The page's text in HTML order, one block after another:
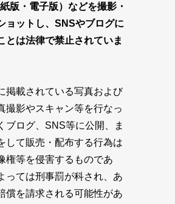
版・電子版）などを撮影・
ョットし、SNSやブログに
とは法律で禁止されていま
掲載されている写真および
撮影やスキャン等を行なっ
ブログ、SNS等に公開、ま
して販売・配布する行為は
権等を侵害するものであ
っては刑事罰が科され、あ
償を請求される可能性があ